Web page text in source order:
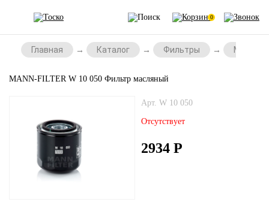
0
Главная Каталог Фильтры
MANN-FILTER W 10 050 Фильтр масляный
Арт. W 10 050
Отсутствует
2934 Р